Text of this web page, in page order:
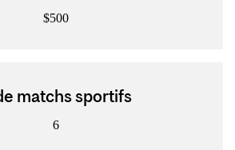
$500
matchs sportifs
6